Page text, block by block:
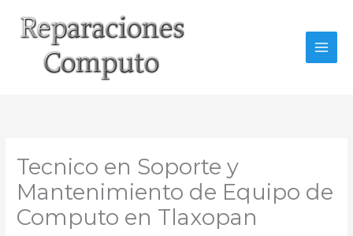
contenido
Tecnico en Soporte y
Mantenimiento de Equipo de
Computo en Tlaxopan